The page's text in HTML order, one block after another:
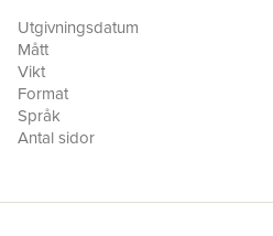
Utgivningsdatum
Mått
Vikt
Format
Språk
Antal sidor
ISBN